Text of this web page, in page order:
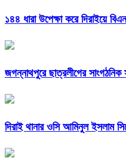
১৪৪ ধারা উপেক্ষা করে দিরাইয়ে
জগন্নাথপুরে ছাত্রলীগের
দিরাই থানার ওসি আমিনুল ইসলাম